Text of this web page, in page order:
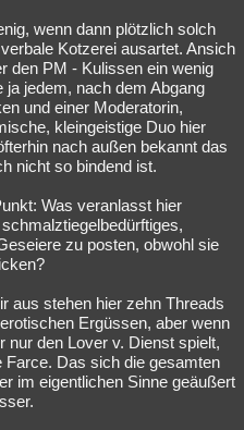
wenn dann plötzlich solch
Kotzerei ausartet. Ansich
den PM - Kulissen ein wenig
ja jedem, nach dem Abgang
und einer Moderatorin,
kleingeistige Duo hier
nach außen bekannt das
nicht so bindend ist.
Was veranlasst hier
zu posten, obwohl sie
aus stehen hier zehn Threads
Ergüssen, aber wenn
nur den Lover v. Dienst spielt,
Farce. Das sich die gesamten
im eigentlichen Sinne geäußert